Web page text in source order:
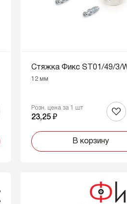
Стяжка Фикс ST01/49/3/
12 мм
Розн. цена за 1 шт
23,25 ₽
В корзину